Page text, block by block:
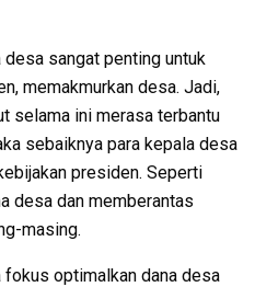
sangat penting untuk
memakmurkan desa. Jadi,
selama ini merasa terbantu
sebaiknya para kepala desa
presiden. Seperti
desa dan memberantas
masing.
fokus optimalkan dana desa